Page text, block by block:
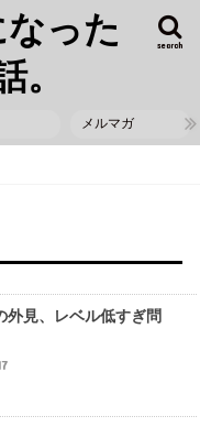
った
。
search
メルマガ
外見、レベル低すぎ問